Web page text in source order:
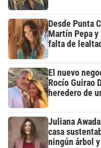
Desde Punta
Martín Pepa
falta de
El nuevo
Rocío Guirao
heredero de
Juliana
casa
ningún árbol